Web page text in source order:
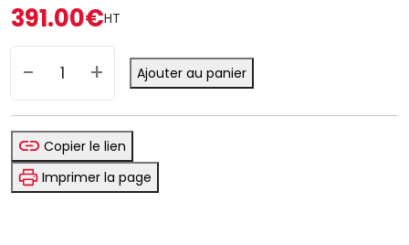
391.00€HT
d'entrainement
10078
Ajouter au panier
Copier le lien
Imprimer la page